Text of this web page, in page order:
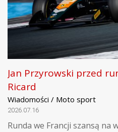
Jan Przyrowski przed
Ricard
Wiadomości / Moto sport
2026.07.16
Runda we Francji szansą na